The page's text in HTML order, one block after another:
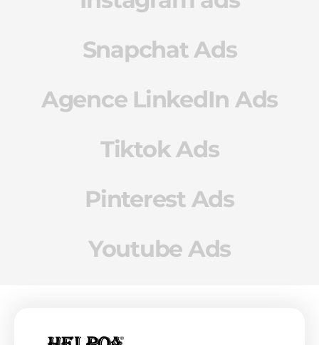
Snapchat Ads
Agence LinkedIn Ads
Tiktok Ads
Pinterest Ads
Youtube Ads